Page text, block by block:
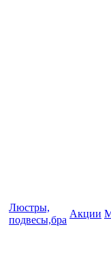
Люстры,
подвесы,бра
Акции